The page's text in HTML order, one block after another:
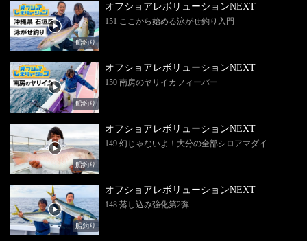
船釣り
オフショアレボリューションNEXT
151 ここから始める泳がせ釣り入門
船釣り
オフショアレボリューションNEXT
150 南房のヤリイカフィーバー
船釣り
オフショアレボリューションNEXT
149 幻じゃないよ！大分の全部シロアマダイ
船釣り
オフショアレボリューションNEXT
148 落し込み強化第2弾